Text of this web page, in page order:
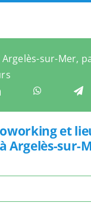
sur-Mer,
et
Argelès-sur-